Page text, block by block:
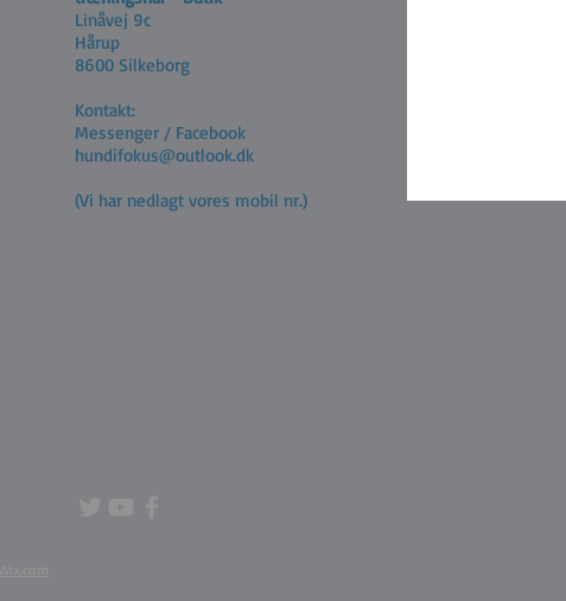
Linåvej 9c
Hårup
8600 Silkeborg
Kontakt:
Messenger / Facebook
hundifokus@outlook.dk
(Vi har nedlagt vores mobil nr.)